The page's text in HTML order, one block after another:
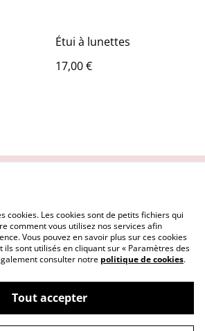
Étui à lunettes
17,00 €
de
Politique de cookies
AC
cookies. Les cookies sont de petits fichiers qui
comment vous utilisez nos services afin
Vous pouvez en savoir plus sur ces cookies
sont utilisés en cliquant sur « Paramètres des
consulter notre politique de cookies.
Tout accepter